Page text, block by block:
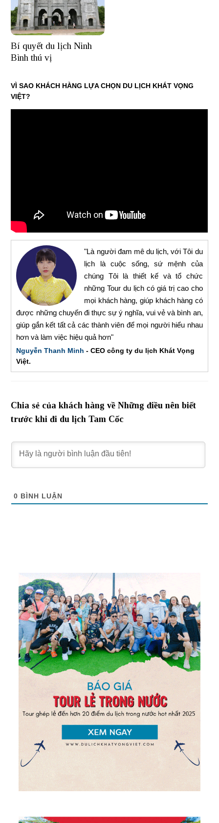
Bí quyết du lịch Ninh
Bình thú vị
VÌ SAO KHÁCH HÀNG LỰA CHỌN DU LỊCH KHÁT VỌNG
VIỆT?
"Là người đam mê du lịch, với Tôi du
lịch là cuộc sống, sứ mệnh của
chúng Tôi là thiết kế và tổ chức
những Tour du lịch có giá trị cao cho
mọi khách hàng, giúp khách hàng có
được những chuyến đi thực sự ý nghĩa, vui vẻ và bình an,
giúp gắn kết tất cả các thành viên để mọi người hiểu nhau
hơn và làm việc hiệu quả hơn"
Nguyễn Thanh Minh - CEO công ty du lịch Khát Vọng
Việt.
Chia sẻ của khách hàng về Những điều nên biết
trước khi đi du lịch Tam Cốc
0 BÌNH LUẬN